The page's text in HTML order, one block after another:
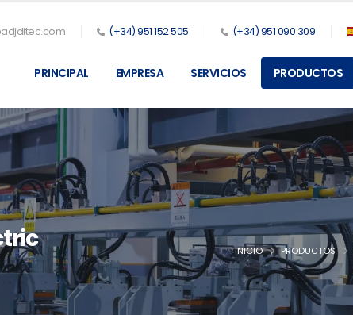
(+34) 951 152 505 (+34) 951 090 309
PRINCIPAL EMPRESA SERVICIOS PRODUCTOS
INICIO PRODUCTOS